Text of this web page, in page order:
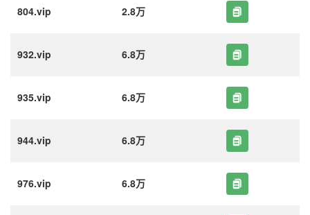
804.vip 2.8万
932.vip 6.8万
935.vip 6.8万
944.vip 6.8万
976.vip 6.8万